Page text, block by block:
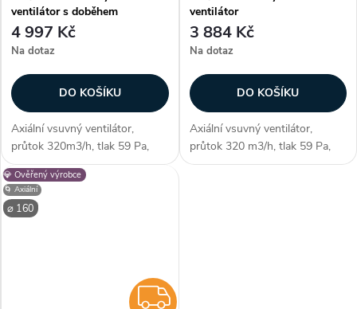
ventilátor s doběhem
4 997 Kč
Na dotaz
DO KOŠÍKU
Axiální vsuvný ventilátor,
průtok 320m3/h, tlak 59 Pa,
časovač, kuličková ložiska,
montáž do stěny/stropu, max.
délka potrubí 3 m, průměr 155
mm Zákazníci často dokupují...
ventilátor
3 884 Kč
Na dotaz
DO KOŠÍKU
Axiální vsuvný ventilátor,
průtok 320 m3/h, tlak 59 Pa,
kuličková ložiska, montáž do
💎 Ověřený výrobce
⌀ 160
🌀 Axiální
ZDARMA